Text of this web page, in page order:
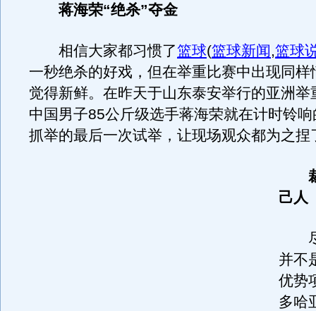
蒋海荣“绝杀”夺金
相信大家都习惯了篮球(篮球新闻,篮球
一秒绝杀的好戏，但在举重比赛中出现同样
觉得新鲜。在昨天于山东泰安举行的亚洲举
中国男子85公斤级选手蒋海荣就在计时铃
抓举的最后一次试举，让现场观众都为之捏
己人
尽
并不
优势
多哈